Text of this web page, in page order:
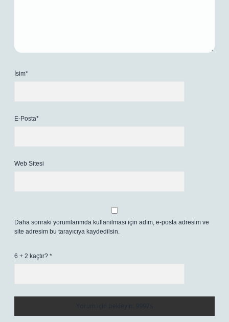
İsim*
E-Posta*
Web Sitesi
Daha sonraki yorumlarımda kullanılması için adım, e-posta adresim ve
site adresim bu tarayıcıya kaydedilsin.
6 + 2 kaçtır? *